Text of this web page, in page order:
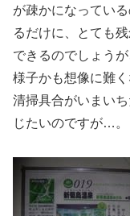
が疎かになってい
るだけに、とても
できるのでしょう
様子かも想像に難
清掃具合がいまい
じたいのですが…。